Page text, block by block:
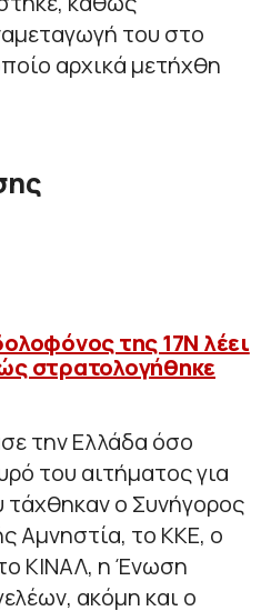
του στο
αρχικά μετήχθη
της 17Ν λέει
στρατολογήθηκε
την Ελλάδα όσο
του αιτήματος για
ο Συνήγορος
Αμνηστία, το ΚΚΕ, ο
ΚΙΝΑΛ, η Ένωση
ακόμη και ο